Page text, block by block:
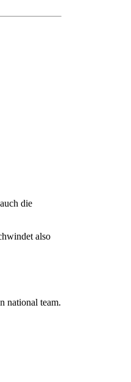
die
also
national team.